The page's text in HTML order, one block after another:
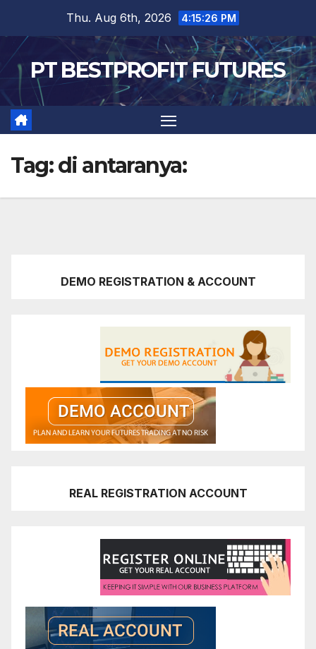
content
Thu. Aug 6th, 2026 4:15:27 PM
PT BESTPROFIT FUTURES
Tag:di antaranya:
DEMO REGISTRATION & ACCOUNT
REAL REGISTRATION ACCOUNT